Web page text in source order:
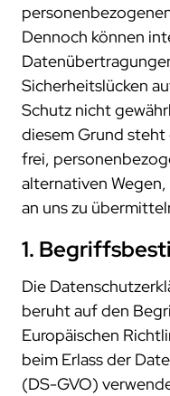
Dennoch können
Sicherheitslücken
Schutz nicht
diesem Grund
frei,
alternativen
an uns zu
1.
Die
beruht auf den
Europäischen
beim Erlass der
(DS-GVO)